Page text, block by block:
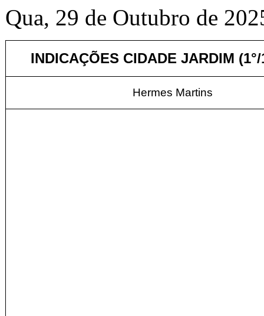
Qua, 29 de Outubro de
INDICAÇÕES CIDADE JARDIM (1°/
Hermes Martins